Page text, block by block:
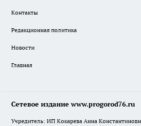
Контакты
Редакционная политика
Новости
Главная
Сетевое издание www.progorod76.ru
Учредитель: ИП Кокарева Анна